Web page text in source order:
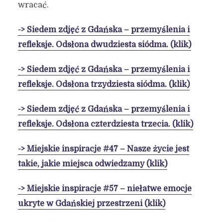
wracać.
-> Siedem zdjęć z Gdańska – przemyślenia i
refleksje. Odsłona dwudziesta siódma. (klik)
-> Siedem zdjęć z Gdańska – przemyślenia i
refleksje. Odsłona trzydziesta siódma. (klik)
-> Siedem zdjęć z Gdańska – przemyślenia i
refleksje. Odsłona czterdziesta trzecia. (klik)
-> Miejskie inspiracje #47 – Nasze życie jest
takie, jakie miejsca odwiedzamy (klik)
-> Miejskie inspiracje #57 – niełatwe emocje
ukryte w Gdańskiej przestrzeni (klik)